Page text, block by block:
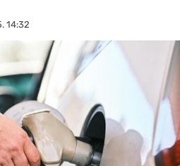
14:32